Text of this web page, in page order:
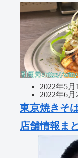
2022年5月
2022年6月
東京焼きそ
店舗情報ま